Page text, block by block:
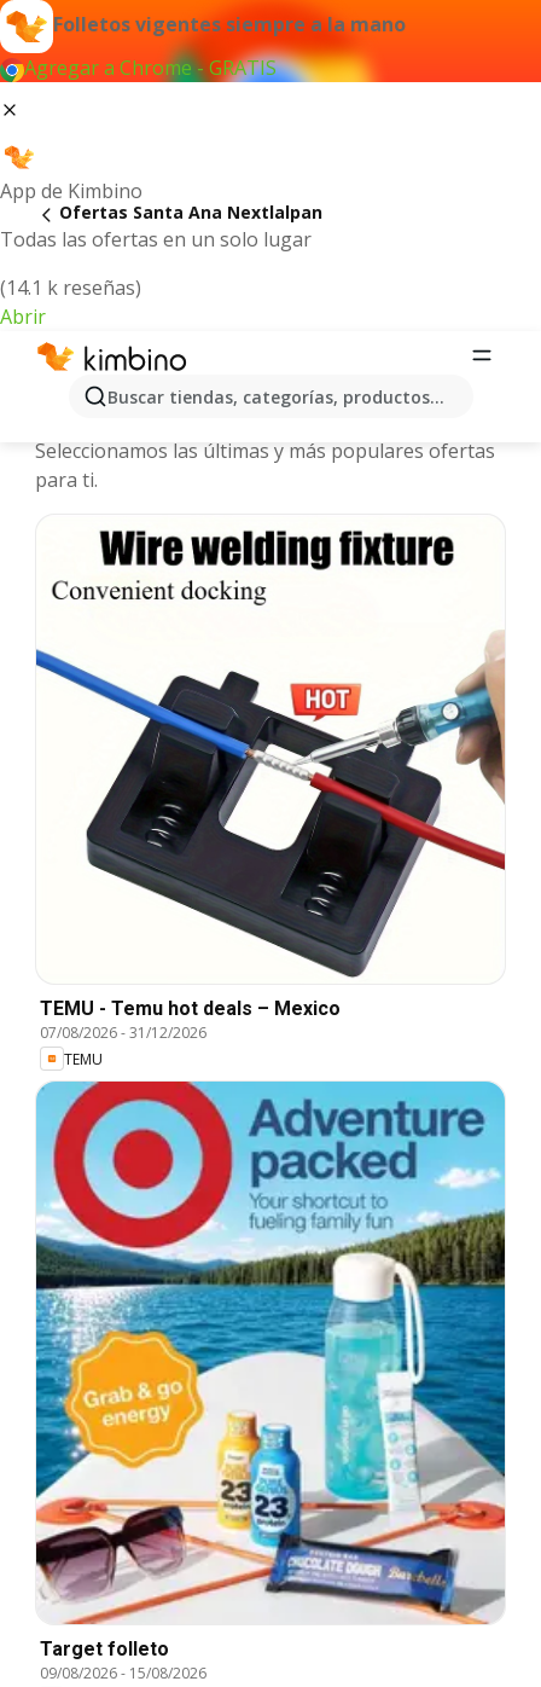
Folletos vigentes siempre a la mano
Agregar a Chrome - GRATIS
App de Kimbino
Todas las ofertas en un solo lugar
(14.1 k reseñas)
Abrir
Buscar tiendas, categorías, productos...
Ofertas Santa Ana Nextlalpan
Santa Ana Nextlalpan - Folletos y
Seleccionamos las últimas y más populares ofertas
para ti.
TEMU - Temu hot deals – Mexico
07/08/2026-31/12/2026
TEMU
Target folleto
09/08/2026- 15/08/2026